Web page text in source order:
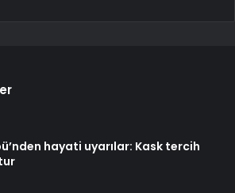
hayati uyarılar: Kask tercih